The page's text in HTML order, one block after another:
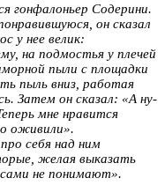
гонфалоньер Содерини.
он сказал
у нее велик:
на подмостья у плечей
пыли с площадки
пыль вниз, работая
Затем он сказал: «А ну-
мне нравится
оживили».
себя над ним
желая выказать
сами не понимают».